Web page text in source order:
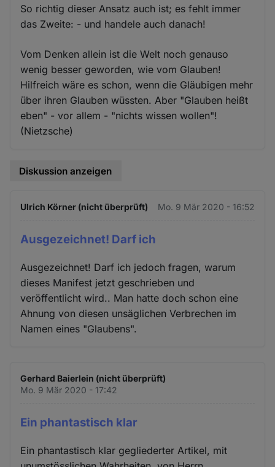
So richtig dieser Ansatz auch ist; es fehlt immer
das Zweite: - und handele auch danach!
Vom Denken allein ist die Welt noch genauso
wenig besser geworden, wie vom Glauben!
Hilfreich wäre es schon, wenn die Gläubigen mehr
über ihren Glauben wüssten. Aber "Glauben heißt
eben" - vor allem - "nichts wissen wollen"!
(Nietzsche)
Diskussion anzeigen
Ulrich Körner (nicht überprüft) Mo. 9 Mär 2020 - 16:52
Ausgezeichnet! Darf ich
Ausgezeichnet! Darf ich jedoch fragen, warum
dieses Manifest jetzt geschrieben und
veröffentlicht wird.. Man hatte doch schon eine
Ahnung von diesen unsäglichen Verbrechen im
Namen eines "Glaubens".
Gerhard Baierlein (nicht überprüft)
Mo. 9 Mär 2020 - 17:42
Ein phantastisch klar
Ein phantastisch klar gegliederter Artikel, mit